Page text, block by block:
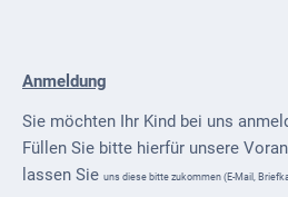
Telekommunikation
Post
Anmeldung
Sie möchten Ihr Kind bei uns
Füllen Sie bitte hierfür unsere
lassen Sie uns diese bitte zukommen (E-Mail,